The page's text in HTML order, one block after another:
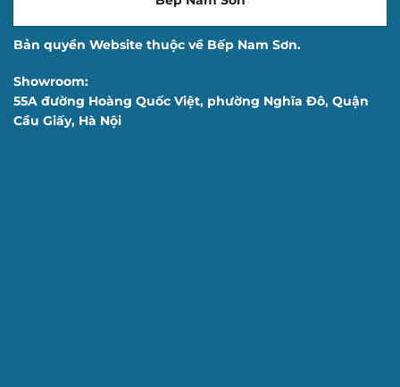
Bản quyền Website thuộc về Bếp Nam Sơn.
Showroom:
55A đường Hoàng Quốc Việt, phường Nghĩa Đô, Quận
Cầu Giấy, Hà Nội